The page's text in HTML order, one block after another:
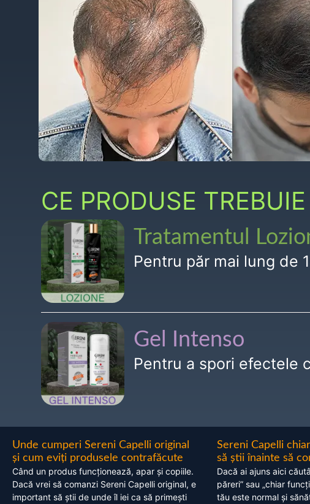
CE PRODUSE
Tratamentul
Pentru păr mai lung de
Gel Intenso
Pentru a spori efectele
Unde cumperi Sereni Capelli original
și cum eviți produsele contrafăcute
Când un produs funcționează, apar și copiile.
Dacă vrei să comanzi Sereni Capelli original, e
important să știi de unde îl iei ca să primești
Sereni Capelli
să știi înainte să
Dacă ai ajuns aici
păreri” sau „chiar
tău este normal și